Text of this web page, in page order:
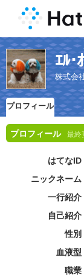
ｴﾙ･
株式会
プロフィール
プロフィール 最終
はてなID
ニックネーム
一行紹介
自己紹介
性別
血液型
職業